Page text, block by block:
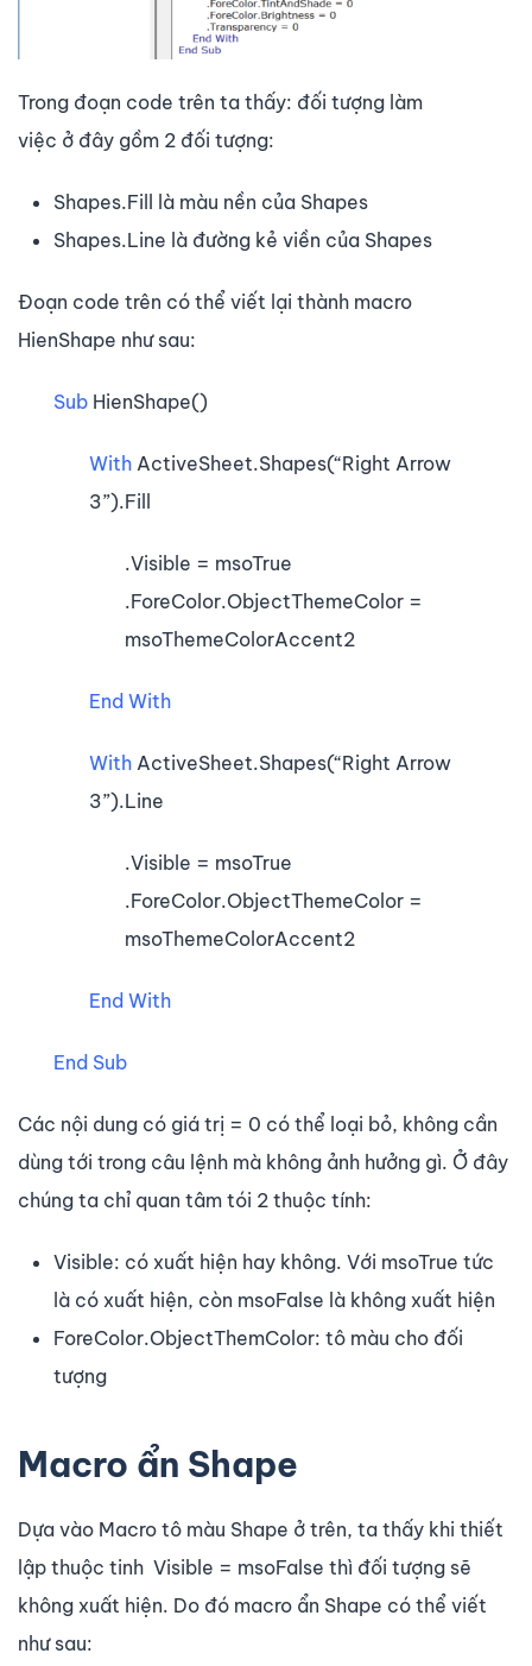
Trong đoạn code trên ta thấy: đối tượng làm
việc ở đây gồm 2 đối tượng:
Shapes.Fill là màu nền của Shapes
Shapes.Line là đường kẻ viền của Shapes
Đoạn code trên có thể viết lại thành macro
HienShape như sau:
Sub HienShape()
With ActiveSheet.Shapes(“Right Arrow
3”).Fill
.Visible = msoTrue
.ForeColor.ObjectThemeColor =
msoThemeColorAccent2
End With
With ActiveSheet.Shapes(“Right Arrow
3”).Line
.Visible = msoTrue
.ForeColor.ObjectThemeColor =
msoThemeColorAccent2
End With
End Sub
Các nội dung có giá trị = 0 có thể loại bỏ, không cần
dùng tới trong câu lệnh mà không ảnh hưởng gì. Ở đây
chúng ta chỉ quan tâm tói 2 thuộc tính:
Visible: có xuất hiện hay không. Với msoTrue tức
là có xuất hiện, còn msoFalse là không xuất hiện
ForeColor.ObjectThemColor: tô màu cho đối
tượng
Macro ẩn Shape
Dựa vào Macro tô màu Shape ở trên, ta thấy khi thiết
lập thuộc tinh Visible = msoFalse thì đối tượng sẽ
không xuất hiện. Do đó macro ẩn Shape có thể viết
như sau: